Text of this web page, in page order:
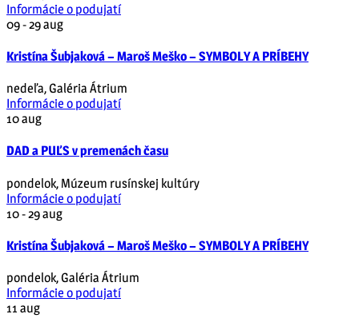
Informácie o podujatí
09 - 29aug
Kristína Šubjaková – Maroš Meško – SYMBOLY A PRÍBEHY
nedeľa,Galéria Átrium
Informácie o podujatí
10aug
DAD a PUĽS v premenách času
pondelok, Múzeum rusínskej kultúry
Informácie o podujatí
10 - 29aug
Kristína Šubjaková – Maroš Meško – SYMBOLY A PRÍBEHY
pondelok,Galéria Átrium
Informácie o podujatí
11 aug